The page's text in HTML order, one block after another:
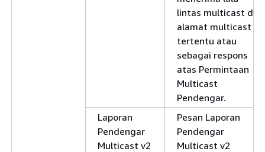
lintas multicast di
alamat multicast
tertentu atau
sebagai respons
atas Permintaan
Multicast
Pendengar.
Laporan
Pendengar
Multicast v2
Pesan Laporan
Pendengar
Multicast v2